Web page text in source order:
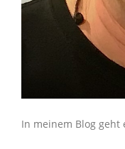
In meinem Blog geht